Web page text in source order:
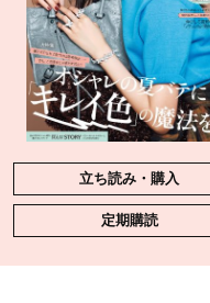
立ち読み・購入
定期購読